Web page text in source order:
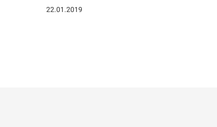
22.01.2019